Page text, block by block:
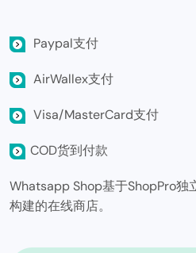
Paypal支付
AirWallex支付
Visa/MasterCard支付
COD货到付款
Whatsapp Shop基于ShopPro
构建的在线商店。